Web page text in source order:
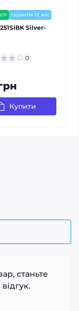
гарантія 12 міс
Silver-
0
Купити
станьте